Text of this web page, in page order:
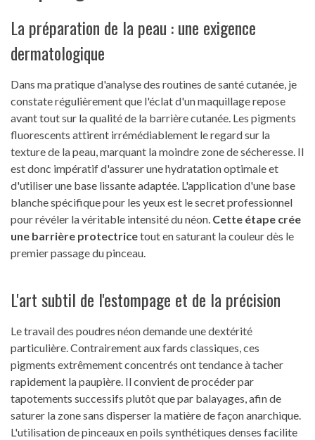
La préparation de la peau : une exigence
dermatologique
Dans ma pratique d'analyse des routines de santé cutanée, je
constate régulièrement que l'éclat d'un maquillage repose
avant tout sur la qualité de la barrière cutanée. Les pigments
fluorescents attirent irrémédiablement le regard sur la
texture de la peau, marquant la moindre zone de sécheresse. Il
est donc impératif d'assurer une hydratation optimale et
d'utiliser une base lissante adaptée. L'application d'une base
blanche spécifique pour les yeux est le secret professionnel
pour révéler la véritable intensité du néon. Cette étape crée
une barrière protectricetout en saturant la couleur dès le
premier passage du pinceau.
L'art subtil de l'estompage et de la précision
Le travail des poudres néon demande une dextérité
particulière. Contrairement aux fards classiques, ces
pigments extrêmement concentrés ont tendance à tacher
rapidement la paupière. Il convient de procéder par
tapotements successifs plutôt que par balayages, afin de
saturer la zone sans disperser la matière de façon anarchique.
L'utilisation de pinceaux en poils synthétiques denses facilite